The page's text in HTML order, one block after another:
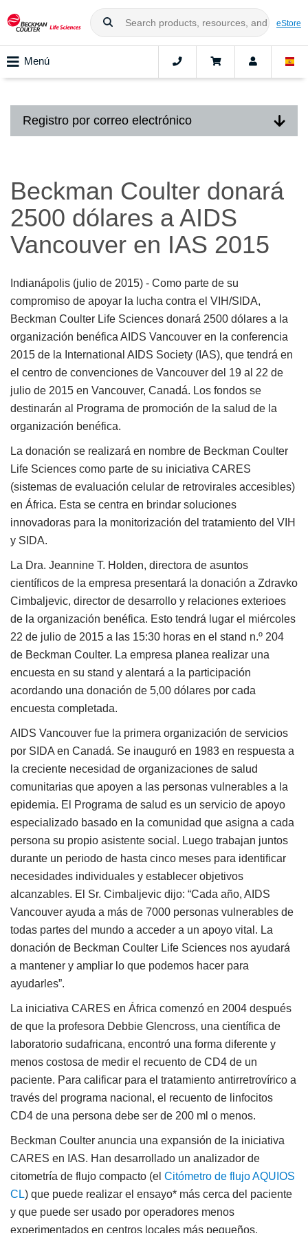
eStore
Menú
Registro por correo electrónico
Beckman Coulter donará
2500 dólares a AIDS
Vancouver en IAS 2015
Indianápolis (julio de 2015) - Como parte de su
compromiso de apoyar la lucha contra el VIH/SIDA,
Beckman Coulter Life Sciences donará 2500 dólares a la
organización benéfica AIDS Vancouver en la conferencia
2015 de la International AIDS Society (IAS), que tendrá en
el centro de convenciones de Vancouver del 19 al 22 de
julio de 2015 en Vancouver, Canadá. Los fondos se
destinarán al Programa de promoción de la salud de la
organización benéfica.
La donación se realizará en nombre de Beckman Coulter
Life Sciences como parte de su iniciativa CARES
(sistemas de evaluación celular de retrovirales accesibles)
en África. Esta se centra en brindar soluciones
innovadoras para la monitorización del tratamiento del VIH
y SIDA.
La Dra. Jeannine T. Holden, directora de asuntos
científicos de la empresa presentará la donación a Zdravko
Cimbaljevic, director de desarrollo y relaciones exterioes
de la organización benéfica. Esto tendrá lugar el miércoles
22 de julio de 2015 a las 15:30 horas en el stand n.º 204
de Beckman Coulter. La empresa planea realizar una
encuesta en su stand y alentará a la participación
acordando una donación de 5,00 dólares por cada
encuesta completada.
AIDS Vancouver fue la primera organización de servicios
por SIDA en Canadá. Se inauguró en 1983 en respuesta a
la creciente necesidad de organizaciones de salud
comunitarias que apoyen a las personas vulnerables a la
epidemia. El Programa de salud es un servicio de apoyo
especializado basado en la comunidad que asigna a cada
persona su propio asistente social. Luego trabajan juntos
durante un periodo de hasta cinco meses para identificar
necesidades individuales y establecer objetivos
alcanzables. El Sr. Cimbaljevic dijo: “Cada año, AIDS
Vancouver ayuda a más de 7000 personas vulnerables de
todas partes del mundo a acceder a un apoyo vital. La
donación de Beckman Coulter Life Sciences nos ayudará
a mantener y ampliar lo que podemos hacer para
ayudarles”.
La iniciativa CARES en África comenzó en 2004 después
de que la profesora Debbie Glencross, una científica de
laboratorio sudafricana, encontró una forma diferente y
menos costosa de medir el recuento de CD4 de un
paciente. Para calificar para el tratamiento antirretrovírico a
través del programa nacional, el recuento de linfocitos
CD4 de una persona debe ser de 200 ml o menos.
Beckman Coulter anuncia una expansión de la iniciativa
CARES en IAS. Han desarrollado un analizador de
citometría de flujo compacto (el Citómetro de flujo AQUIOS
CL) que puede realizar el ensayo* más cerca del paciente
y que puede ser usado por operadores menos
experimentados en centros locales más pequeños.